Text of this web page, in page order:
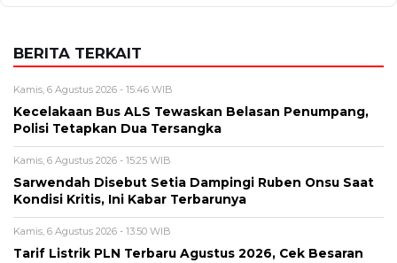
Alamat email tidak akan dipublikasikan. Kolom wajib ditandai *.
Komentar*